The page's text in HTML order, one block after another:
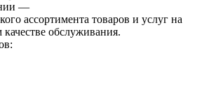
—
ассортимента товаров и услуг на
обслуживания.